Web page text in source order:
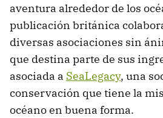
aventura alrededor de los
publicación británica
diversas asociaciones sin
que destina parte de sus
asociada a SeaLegacy, una
conservación que tiene la
océano en buena forma.